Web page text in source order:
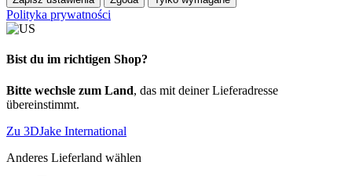
Polityka prywatności
Bist du im richtigen Shop?
Bitte wechsle zum Land, das mit deiner Lieferadresse
übereinstimmt.
Zu 3DJake International
Anderes Lieferland wählen